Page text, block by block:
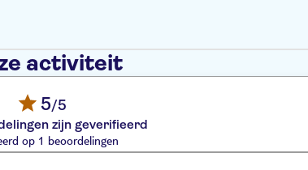
activiteit
5/5
zijn geverifieerd
op 1 beoordelingen